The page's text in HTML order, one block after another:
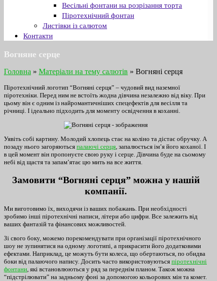
Весільні фонтани на розрізання торта
Піротехнічний фонтан
Листівки із салютом
Контакти
Вогняне серце
Головна » Матеріали на тему салютів » Вогняні серця
Піротехнічний логотип “Вогняні серця” – чудовий вид наземної
піротехніки. Перед ним не встоїть жодна дівчина незалежно від віку. При
цьому він є одним із найромантичніших спецефектів для весілля та
річниці. І ідеально підходить для моменту освідчення в коханні.
Уявіть собі картину. Молодий хлопець стає на коліно та дістає обручку. А
позаду нього загоряються палаючі серця, запалюється ім’я його коханої. І
в цей момент він пропонуєте свою руку і серце. Дівчина буде на сьомому
небі від щастя та запам’ятає цю мить на все життя.
Замовити “Вогняні серця” можна у нашій
компанії.
Ми виготовимо їх, виходячи із ваших побажань. При необхідності
зробимо інші піротехнічні написи, літери або цифри. Все залежить від
ваших фантазій та фінансових можливостей.
Зі свого боку, можемо порекомендувати при організації піротехнічного
шоу не зупинятися на одному логотипі, а прикрасити його додатковими
ефектами. Наприклад, це можуть бути колеса, що обертаються, по обидва
боки від палаючого напису. Досить часто використовуються піротехнічні
фонтани , які встановлюються у ряд за переднім планом. Також можна
“підстрілювати” на задньому фоні за допомогою кольорових мін та комет.